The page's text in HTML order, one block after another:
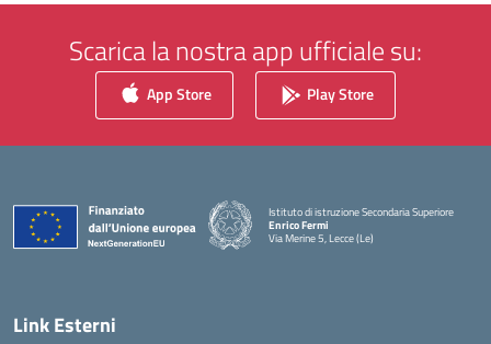
Scarica la nostra app ufficiale su:
App Store Play Store
Istituto di istruzione Secondaria Superiore
Enrico Fermi
Via Merine 5, Lecce (Le)
Link Esterni